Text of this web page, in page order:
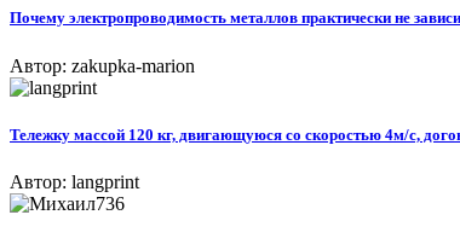
Почему электропроводимость металлов практически не
Автор: zakupka-marion
Тележку массой 120 кг, двигающуюся со скоростью 4м/c,
Автор: langprint